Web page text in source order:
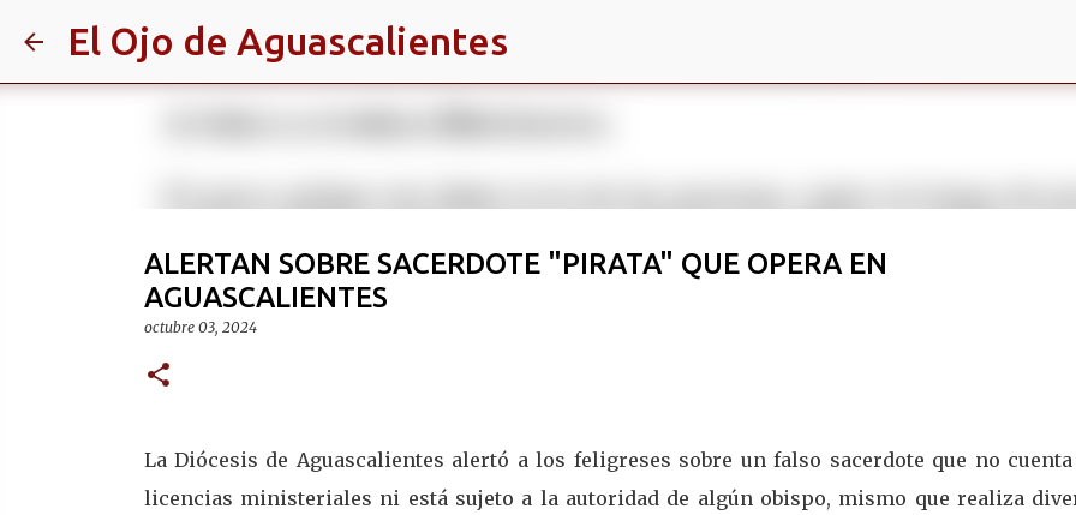
El Ojo de Aguascalientes
ALERTAN SOBRE SACERDOTE "PIRATA" QUE OPERA EN
AGUASCALIENTES
octubre 03, 2024
La Diócesis de Aguascalientes alertó a los feligreses sobre un falso sacerdote que no
licencias ministeriales ni está sujeto a la autoridad de algún obispo, mismo que realiza